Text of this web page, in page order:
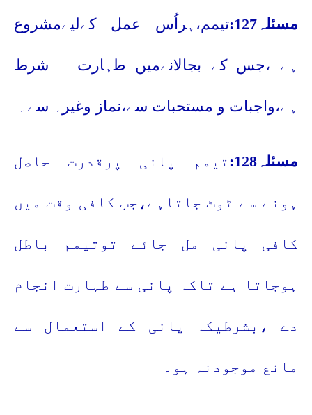
مسئلہ127: تیمم،ہراُس عمل کےلیےمشروع
ہے ،جس کے بجالانےمیں طہارت شرط
ہے،واجبات و مستحبات سے،نماز وغیرہ سے۔
مسئلہ128: تیمم پانی پرقدرت حاصل
ہونے سے ٹوٹ جاتاہے،جب کافی وقت میں
کافی پانی مل جائے توتیمم باطل
ہوجاتا ہے تاکہ پانی سے طہارت انجام
دے ،بشرطیکہ پانی کے استعمال سے
مانع موجودنہ ہو۔